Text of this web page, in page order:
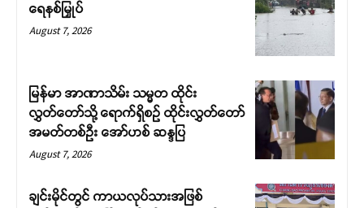
ရေနစ်မြှုပ်
August 7, 2026
မြန်မာ အာဏာသိမ်း သမ္မတ ထိုင်း
လွှတ်တော်သို့ ရောက်ရှိစဉ် ထိုင်းလွှတ်တော်
အမတ်တစ်ဦး အော်ဟစ် ဆန္ဒပြ
August 7, 2026
ချင်းမိုင်တွင် ကာယလုပ်သားအဖြစ်